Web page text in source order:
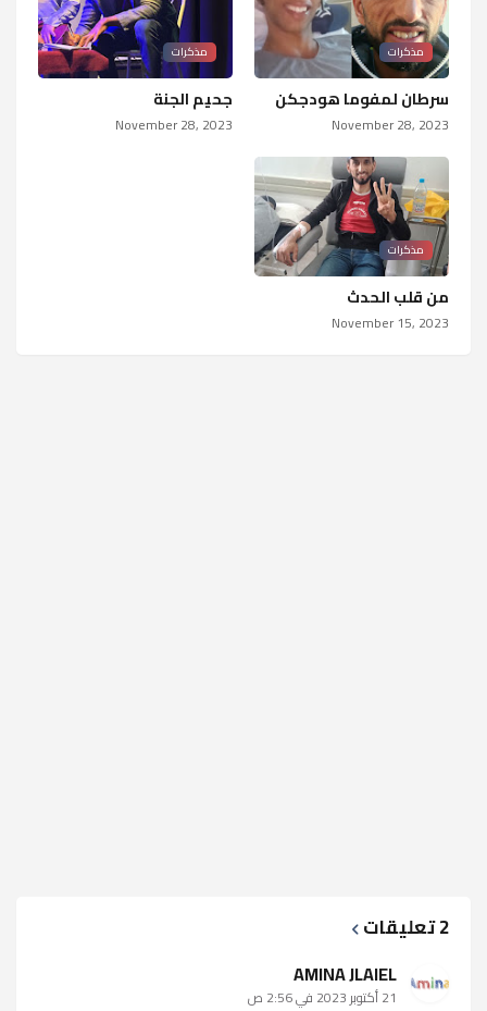
مذكرات
سرطان لمفوما هودجكن
November 28, 2023
مذكرات
جحيم الجنة
November 28, 2023
مذكرات
من قلب الحدث
November 15, 2023
2 تعليقات
AMINA JLAIEL
21 أكتوبر 2023 في 2:56 ص